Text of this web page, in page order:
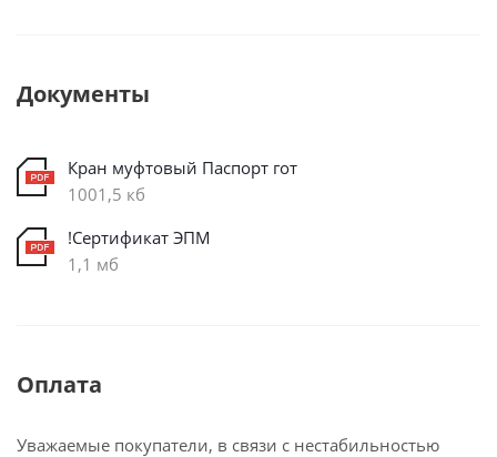
Документы
Кран муфтовый Паспорт гот
1001,5 кб
!Сертификат ЭПМ
1,1 мб
Оплата
Уважаемые покупатели, в связи с нестабильностью